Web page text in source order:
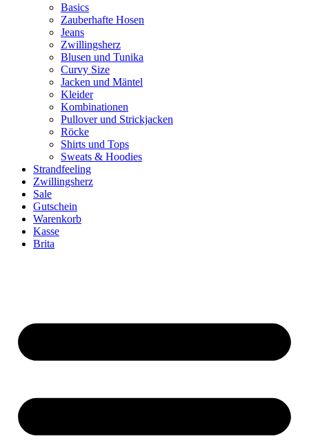
Basics
Zauberhafte Hosen
Jeans
Zwillingsherz
Blusen und Tunika
Curvy Size
Jacken und Mäntel
Kleider
Kombinationen
Pullover und Strickjacken
Röcke
Shirts und Tops
Sweats & Hoodies
Strandfeeling
Zwillingsherz
Sale
Gutschein
Warenkorb
Kasse
Brita